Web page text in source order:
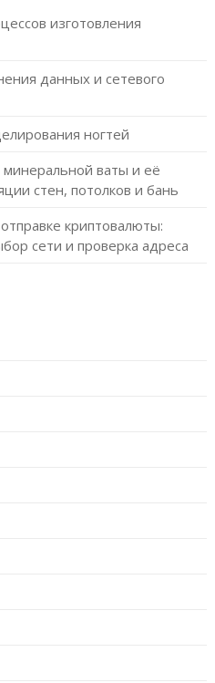
изготовления
данных и сетевого
ногтей
ваты и её
стен, потолков и бань
криптовалюты:
сети и проверка адреса